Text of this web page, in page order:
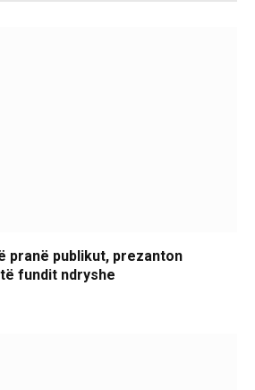
pranë publikut, prezanton
fundit ndryshe